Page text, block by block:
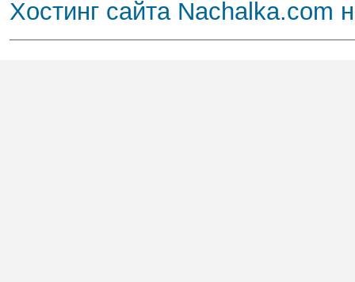
Хостинг сайта Nachalka.com